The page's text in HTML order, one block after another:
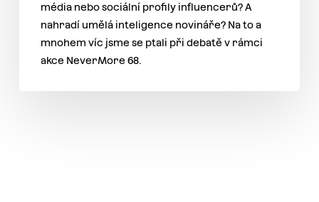
média nebo sociální profily influencerů? A
nahradí umělá inteligence novináře? Na to a
mnohem víc jsme se ptali při debatě v rámci
akce NeverMore 68.